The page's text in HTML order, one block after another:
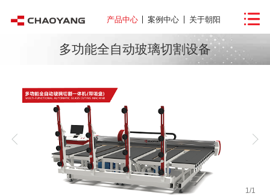
产品中心 案例中心 关于朝阳
多功能全自动玻璃切割设备
1 /1